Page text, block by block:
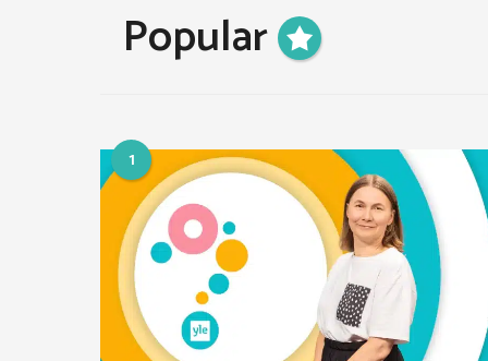
Popular
1